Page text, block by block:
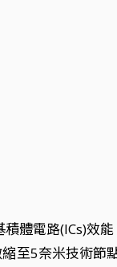
體電路(ICs)效
至5奈米技術